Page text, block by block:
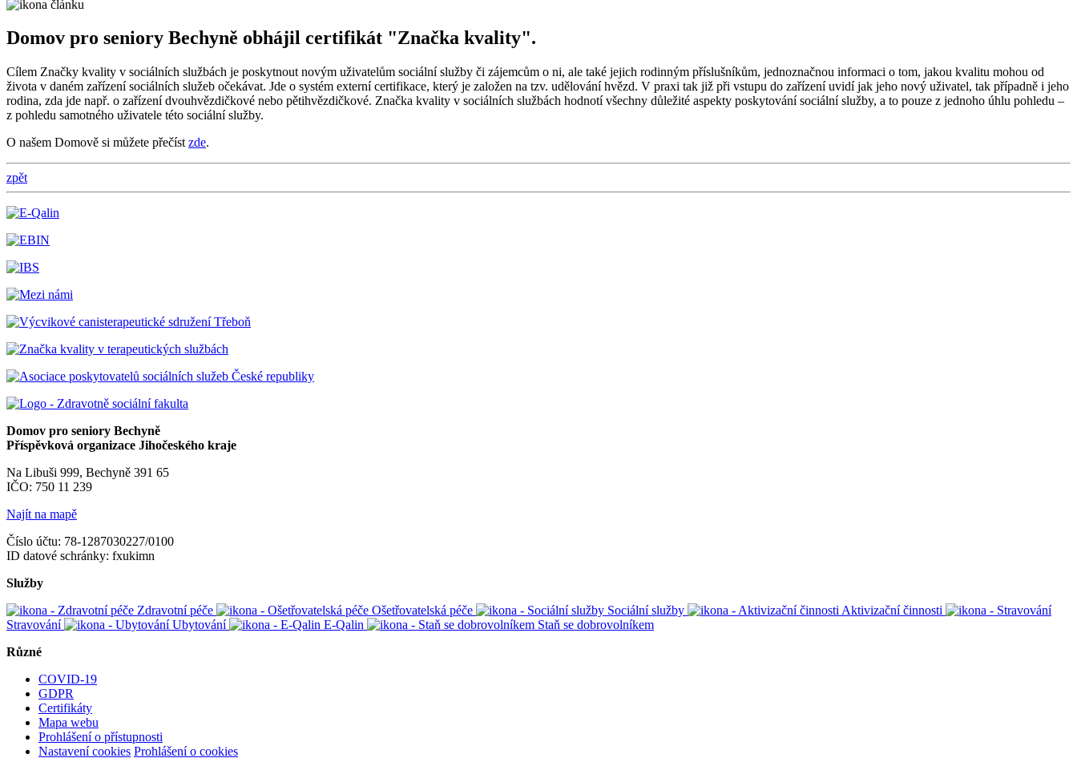
Domov pro seniory Bechyně obhájil certifikát "Značka kvality".
Cílem Značky kvality v sociálních službách je poskytnout novým uživatelům sociální služby či zájemcům o ni, ale také jejich rodinným příslušníkům, jednoznačnou informaci o tom, jakou kvalitu mohou od
života v daném zařízení sociálních služeb očekávat. Jde o systém externí certifikace, který je založen na tzv. udělování hvězd. V praxi tak již při vstupu do zařízení uvidí jak jeho nový uživatel, tak případně i jeho
rodina, zda jde např. o zařízení dvouhvězdičkové nebo pětihvězdičkové. Značka kvality v sociálních službách hodnotí všechny důležité aspekty poskytování sociální služby, a to pouze z jednoho úhlu pohledu –
z pohledu samotného uživatele této sociální služby.
O našem Domově si můžete přečíst zde.
zpět
Domov pro seniory Bechyně
Příspěvková organizace Jihočeského kraje
Na Libuši 999, Bechyně 391 65
IČO: 750 11 239
Najít na mapě
Číslo účtu: 78-1287030227/0100
ID datové schránky: fxukimn
Služby
Zdravotní péče
Ošetřovatelská péče Sociální služby
Aktivizační činnosti
Stravování
Ubytování E-Qalin
Staň se dobrovolníkem
Různé
COVID-19
GDPR
Certifikáty
Mapa webu
Prohlášení o přístupnosti
Nastavení cookies Prohlášení o cookies